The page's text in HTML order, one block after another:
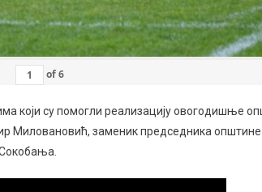
of6
који су помогли реализацију овогодишње
Миловановић, заменик председника